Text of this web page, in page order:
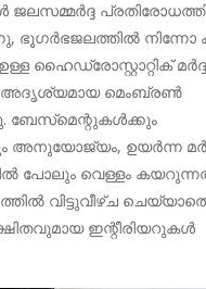
ജലസമ്മർദ്ദ
ഭൂഗർഭജലത്തിൽ
ഹൈഡ്രോസ്റ്റാറ്റിക്
അദൃശ്യമായ മെംബ്രൺ
ബേസ്‌മെന്റുകൾക്കും
അനുയോജ്യം, ഉയർന്ന
പോലും വെള്ളം
വിട്ടുവീഴ്ച
ഇന്റീരിയറുകൾ